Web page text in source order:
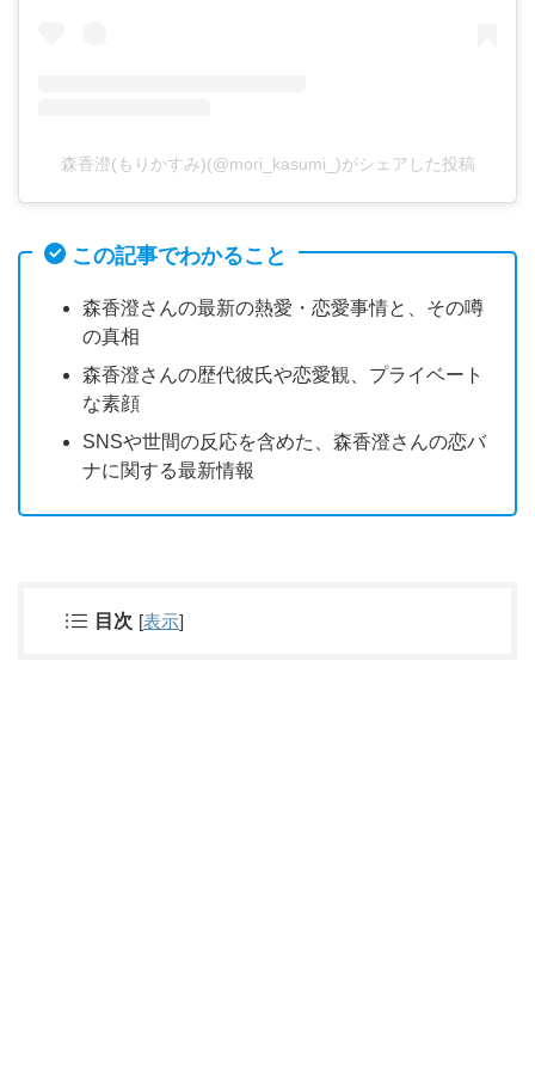
森香澄(もりかすみ)(@mori_kasumi_)がシェアした投稿
この記事でわかること
森香澄さんの最新の熱愛・恋愛事情と、その噂
の真相
森香澄さんの歴代彼氏や恋愛観、プライベート
な素顔
SNSや世間の反応を含めた、森香澄さんの恋バ
ナに関する最新情報
目次 [表示]